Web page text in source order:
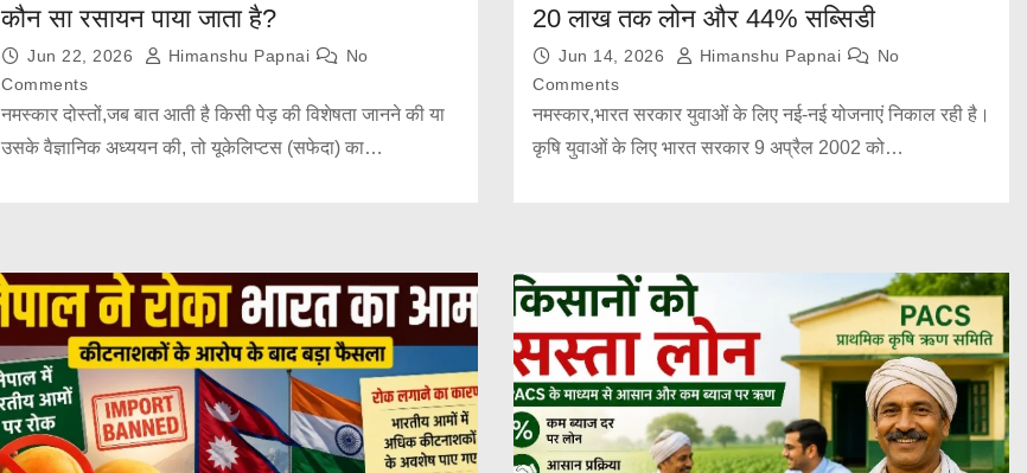
कौन सा रसायन पाया जाता है?
Jun 22, 2026 Himanshu Papnai
No
Comments
नमस्कार दोस्तों,जब बात आती है किसी पेड़ की विशेषता जानने की या
उसके वैज्ञानिक अध्ययन की, तो यूकेलिप्टस (सफेदा) का…
20 लाख तक लोन और 44% सब्सिडी
Jun 14, 2026 Himanshu Papnai
No
Comments
नमस्कार,भारत सरकार युवाओं के लिए नई-नई योजनाएं निकाल रही है।
कृषि युवाओं के लिए भारत सरकार 9 अप्रैल 2002 को…